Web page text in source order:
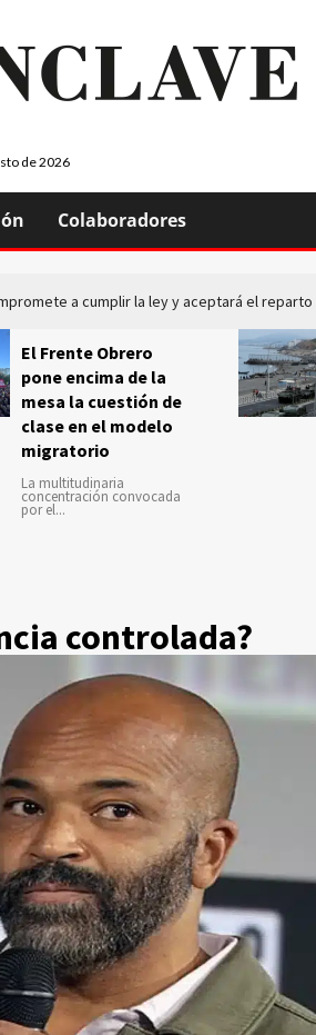
de 2026
Colaboradores
a cumplir la ley y aceptará el reparto
El Frente Obrero
pone encima de la
mesa la cuestión de
clase en el modelo
migratorio
La multitudinaria
concentración convocada
por el...
controlada?